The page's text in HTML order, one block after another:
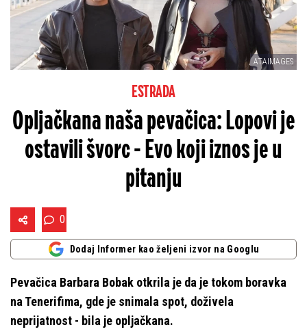
ATAIMAGES
ESTRADA
Opljačkana naša pevačica: Lopovi je
ostavili švorc - Evo koji iznos je u
pitanju
0
Dodaj Informer kao željeni izvor na Googlu
Pevačica Barbara Bobak otkrila je da je tokom boravka
na Tenerifima, gde je snimala spot, doživela
neprijatnost - bila je opljačkana.